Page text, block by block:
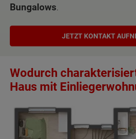
Bungalows.
JETZT KONTAKT
Wodurch
Haus mit